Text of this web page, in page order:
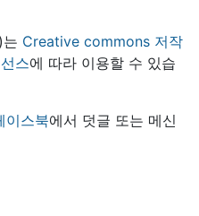
Creative commons 저작
스에 따라 이용할 수 있습
이스북에서 덧글 또는 메신